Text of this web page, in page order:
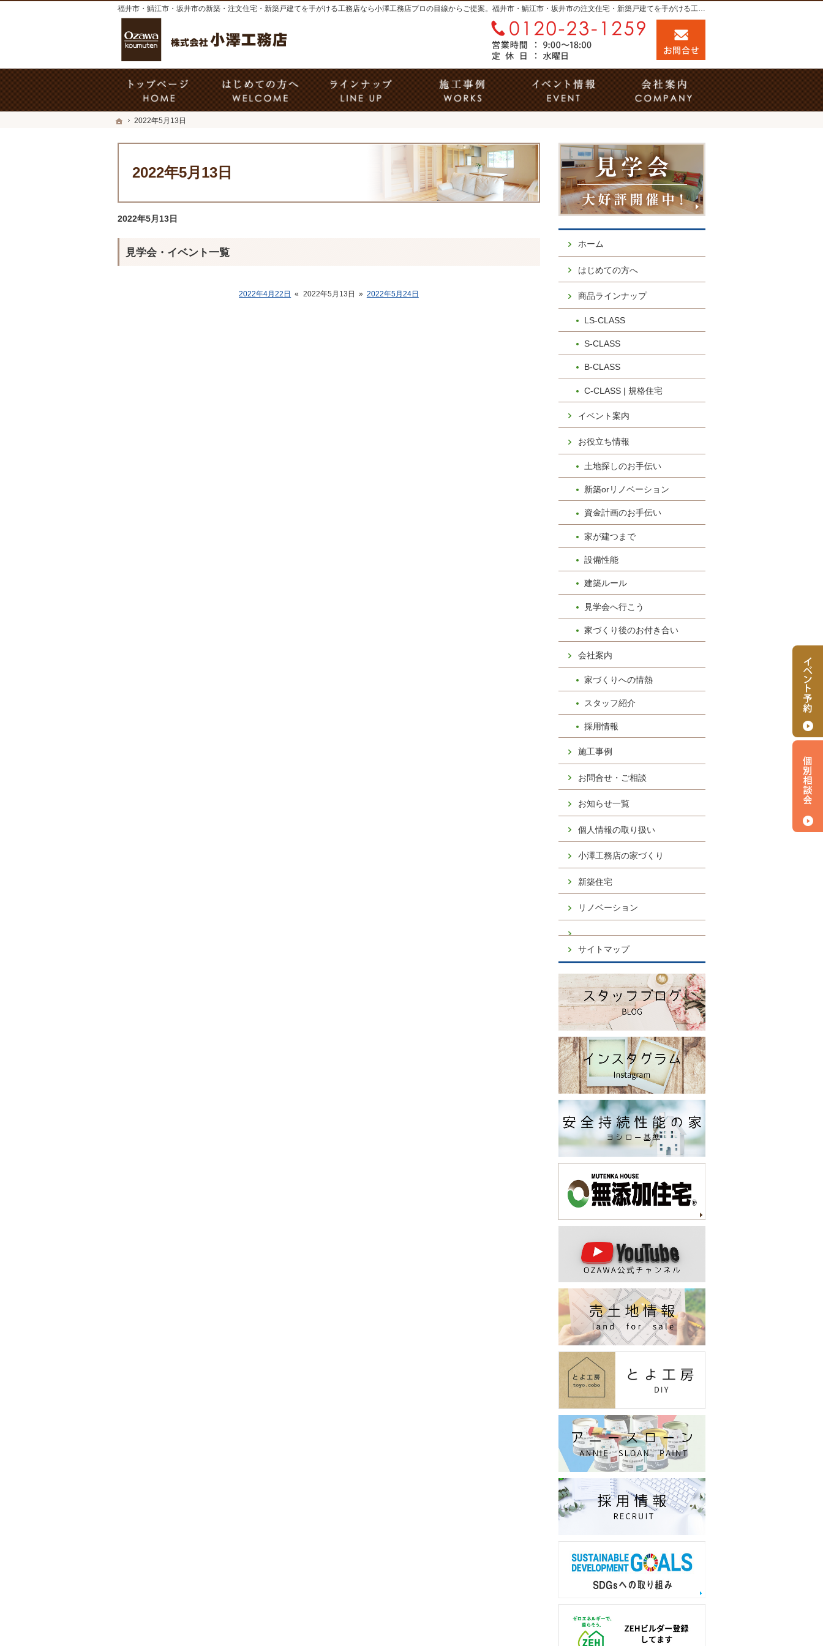
ホーム
2022年5月13日
2022年5月13日
プロの目線からご提案。福井市・鯖江市・坂井市の注文住宅・新築戸建てを手がける工務店なら当社へ。
福井市・鯖江市・坂井市の新築・注文住宅・新築戸建てを手がける工務店なら小澤工務店
2022年5月13日
見学会・イベント一覧
2022年4月22日 « 2022年5月13日 » 2022年5月24日
ホーム
はじめての方へ
商品ラインナップ
LS-CLASS
S-CLASS
B-CLASS
C-CLASS | 規格住宅
イベント案内
お役立ち情報
土地探しのお手伝い
新築orリノベーション
資金計画のお手伝い
家が建つまで
設備性能
建築ルール
見学会へ行こう
家づくり後のお付き合い
会社案内
家づくりへの情熱
スタッフ紹介
採用情報
施工事例
お問合せ・ご相談
お知らせ一覧
個人情報の取り扱い
小澤工務店の家づくり
新築住宅
リノベーション
サイトマップ
0120-23-1259
営業時間9:00～18:00 定休日：水曜日
ホーム はじめての方へ 商品ラインナップ 施工事例 イベント案内 会社案内